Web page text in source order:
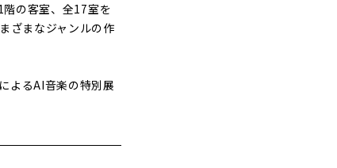
の客室、全17室を
ざまなジャンルの作
よるAI音楽の特別展